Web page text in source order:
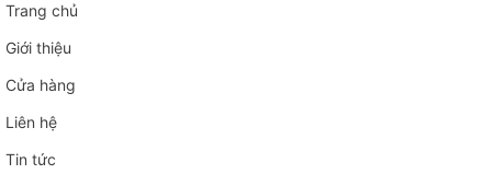
Trang chủ
Giới thiệu
Cửa hàng
Liên hệ
Tin tức